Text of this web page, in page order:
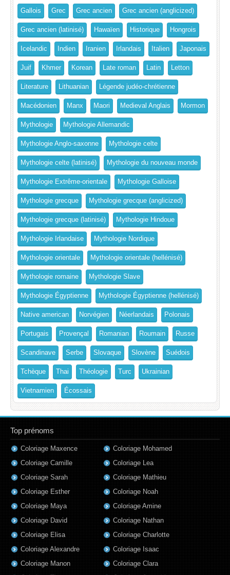
Gallois Grec Grec ancien Grec ancien (anglicized)
Grec ancien (latinisé) Hawaïen Historique Hongrois
Icelandic Indien Iranien Irlandais Italien Japonais
Juif Khmer Korean Late roman Latin Letton
Literature Lithuanian Légende judéo-chrétienne
Macédonien Manx Maori Medieval Anglais Mormon
Mythologie Mythologie Allemandic
Mythologie Anglo-saxonne Mythologie celte
Mythologie celte (latinisé) Mythologie du nouveau monde
Mythologie Extrême-orientale Mythologie Galloise
Mythologie grecque Mythologie grecque (anglicized)
Mythologie grecque (latinisé) Mythologie Hindoue
Mythologie Irlandaise Mythologie Nordique
Mythologie orientale Mythologie orientale (hellénisé)
Mythologie romaine Mythologie Slave
Mythologie Égyptienne Mythologie Égyptienne (hellénisé)
Native american Norvégien Néerlandais Polonais
Portugais Provençal Romanian Roumain Russe
Scandinave Serbe Slovaque Slovène Suédois
Tchèque Thai Théologie Turc Ukrainian
Vietnamien Écossais
Top prénoms
Coloriage Maxence
Coloriage Camille
Coloriage Sarah
Coloriage Esther
Coloriage Maya
Coloriage David
Coloriage Elisa
Coloriage Alexandre
Coloriage Manon
Coloriage Mohamed
Coloriage Lea
Coloriage Mathieu
Coloriage Noah
Coloriage Amine
Coloriage Nathan
Coloriage Charlotte
Coloriage Isaac
Coloriage Clara